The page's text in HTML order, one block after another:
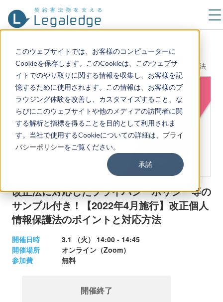
このウェブサイトでは、お客様のコンピューターに
Cookieを保存します。このCookieは、このウェブサ
イトでのやり取りに関する情報を収集し、お客様を記
憶するために使用されます。この情報は、お客様のブ
ラウジング体験を改善し、カスタマイズすること、な
らびにこのウェブサイトや他のメディアの訪問者に関
する解析と指標を得ることを目的として利用されま
す。当社で使用するCookieについての詳細は、 プライ
バシーポリシーをご覧ください。
承諾
改正法に対応したプライバシーポリシー等のサンプル付き！
【2022年4月施行】改正個人情報保護法のポイントと対応方法
改正法に対応したプライバシーポリシー等の
サンプル付き！【2022年4月施行】改正個人
情報保護法のポイントと対応方法
開催日時 3.1 （火） 14:00 - 14:45
開催場所
オンライン（Zoom）
参加費
無料
開催終了